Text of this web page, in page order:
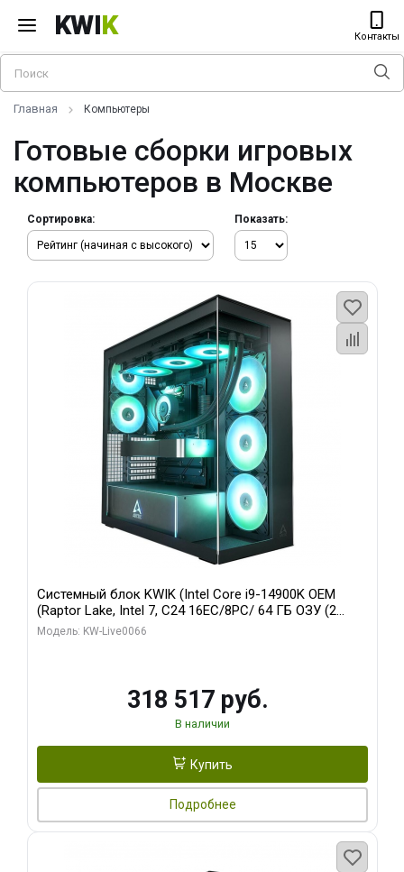
KWIK Контакты
Главная Компьютеры
Готовые сборки игровых
компьютеров в Москве
Сортировка: Показать:
Системный блок KWIK (Intel Core i9-14900K OEM
(Raptor Lake, Intel 7, C24 16EC/8PC/ 64 ГБ ОЗУ (2
модуля)/ Gigabyte RTX5080 XTREME WATERFORCE
Модель: KW-Live0066
318 517 руб.
В наличии
Купить
Подробнее